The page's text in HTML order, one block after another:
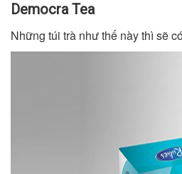
Democra Tea
Những túi trà như thế này thì sẽ